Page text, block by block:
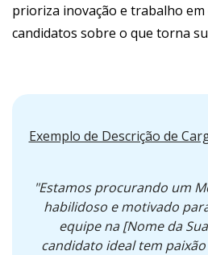
prioriza inovação e trabalho
candidatos sobre o que torna
Exemplo de Descrição de
"Estamos procurando um
habilidoso e motivado
equipe na [Nome da
candidato ideal tem